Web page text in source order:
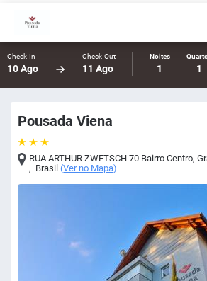
Check-In
10 Ago
Check-Out
11 Ago
Noites
1 1
Pousada Viena
RUA ARTHUR ZWETSCH 70 Bairro Centro,
, Brasil (Ver no Mapa)